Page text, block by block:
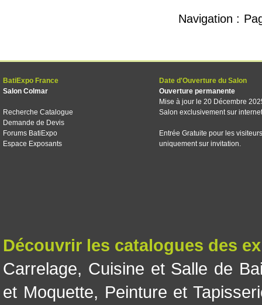
Navigation :
BatiExpo France
Salon Colmar
Recherche Catalogue
Demande de Devis
Forums BatiExpo
Espace Exposants
Date d'Ouverture du Salon
Ouverture permanente
Mise à jour le 20 Décembre
Salon exclusivement sur internet
Entrée Gratuite pour les visiteurs
uniquement sur invitation.
Découvrir les catalogues des
Carrelage, Cuisine et Salle de
et Moquette, Peinture et